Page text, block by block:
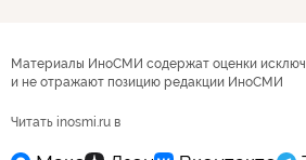
Материалы ИноСМИ содержат оценки
и не отражают позицию редакции ИноСМИ
Читать inosmi.ru в